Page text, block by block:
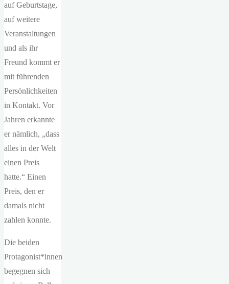
auf Geburtstage,
auf weitere
Veranstaltungen
und als ihr
Freund kommt er
mit führenden
Persönlichkeiten
in Kontakt. Vor
Jahren erkannte
er nämlich, „dass
alles in der Welt
einen Preis
hatte.“ Einen
Preis, den er
damals nicht
zahlen konnte.
Die beiden
Protagonist*innen
begegnen sich